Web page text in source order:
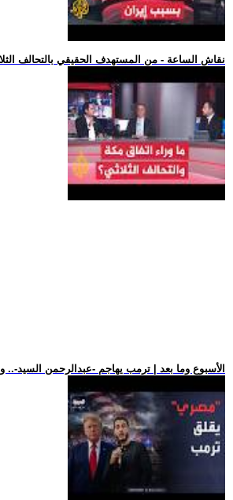
.. نقاش الساعة - من المستهدف الحقيقي بالتحالف
.. الأسبوع وما بعد | ترمب يهاجم -عبدالرحمن السيد-..